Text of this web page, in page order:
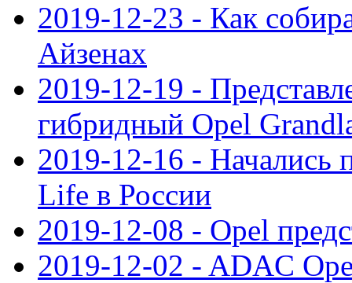
2019-12-23 - Как
Айзенах
2019-12-19 -
гибридный Opel
2019-12-16 - Начались
Life в России
2019-12-08 - Opel
2019-12-02 - ADAC